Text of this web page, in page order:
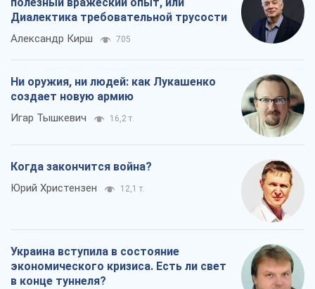
Диалектика требовательной трусости
Александр Кирш 705
Ни оружия, ни людей: как Лукашенко
создает новую армию
Игар Тышкевич 16,2 т.
Когда закончится война?
Юрий Христензен 12,1 т.
Украина вступила в состояние
экономического кризиса. Есть ли свет
в конце туннеля?